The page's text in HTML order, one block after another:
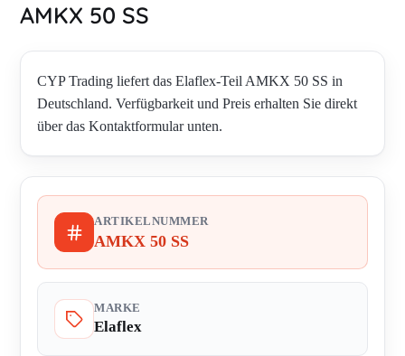
AMKX 50 SS
CYP Trading liefert das Elaflex-Teil AMKX 50 SS in
Deutschland. Verfügbarkeit und Preis erhalten Sie direkt
über das Kontaktformular unten.
ARTIKELNUMMER
AMKX 50 SS
MARKE
Elaflex